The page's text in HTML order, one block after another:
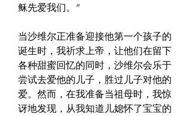
稣先爱我们。”
当沙维尔正准备迎接他第一个孩子的
诞生时，我祈求上帝，让他们在留下
各种甜蜜回忆的同时，沙维尔会乐于
尝试去爱他的儿子，胜过儿子对他的
爱。然而，在我准备当祖母时，我惊
讶地发现，从我知道儿媳怀了宝宝的